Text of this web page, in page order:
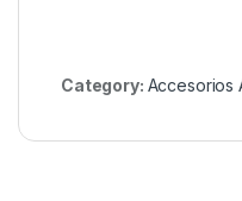
Category: Accesorios